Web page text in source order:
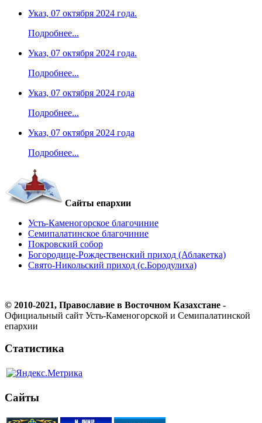
Указ, 07 октября 2024 года.
Подробнее...
Указ, 07 октября 2024 года.
Подробнее...
Указ, 07 октября 2024 года
Подробнее...
Указ, 07 октября 2024 года
Подробнее...
Сайты епархии
Усть-Каменогорское благочиние
Семипалатинское благочиние
Покровский собор
Богородице-Рождественский приход (Аблакетка)
Свято-Никольский приход (с.Бородулиха)
© 2010-2021, Православие в Восточном Казахстане -
Официальный сайт Усть-Каменогорской и Семипалатинской
епархии
Статистика
Сайты